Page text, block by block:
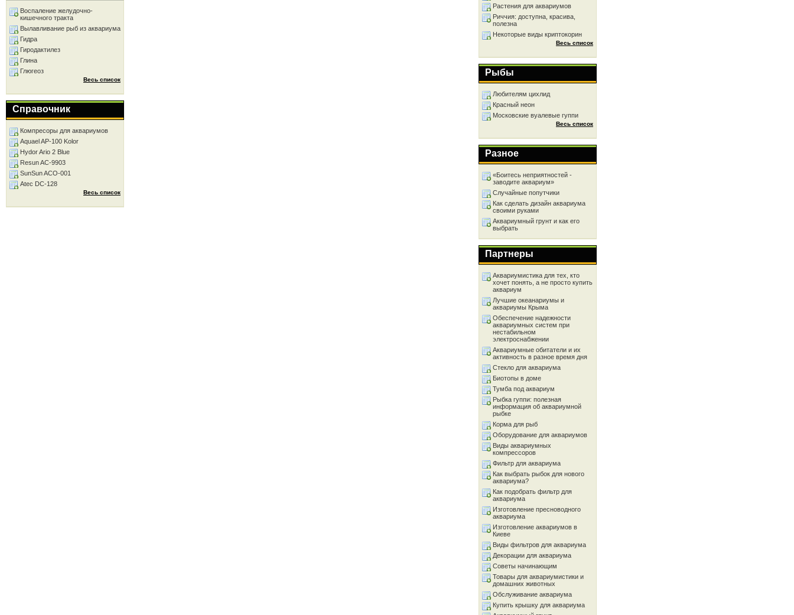
Растения для аквариумов
Риччия: доступна, красива,
полезна
Некоторые виды криптокорин
Весь список
Рыбы
Любителям цихлид
Красный неон
Московские вуалевые гуппи
Весь список
Разное
«Боитесь неприятностей -
заводите аквариум»
Случайные попутчики
Как сделать дизайн аквариума
своими руками
Аквариумный грунт и как его
выбрать
Партнеры
Аквариумистика для тех, кто
хочет понять, а не просто купить
аквариум
Лучшие океанариумы и
аквариумы Крыма
Обеспечение надежности
аквариумных систем при
нестабильном
электроснабжении
Аквариумные обитатели и их
активность в разное время дня
Стекло для аквариума
Биотопы в доме
Тумба под аквариум
Рыбка гуппи: полезная
информация об аквариумной
рыбке
Корма для рыб
Оборудование для аквариумов
Виды аквариумных
компрессоров
Фильтр для аквариума
Как выбрать рыбок для нового
аквариума?
Как подобрать фильтр для
аквариума
Изготовление пресноводного
аквариума
Изготовление аквариумов в
Киеве
Виды фильтров для аквариума
Декорации для аквариума
Советы начинающим
Товары для аквариумистики и
домашних животных
Обслуживание аквариума
Купить крышку для аквариума
Воспаление желудочно-
кишечного тракта
Вылавливание рыб из аквариума
Гидра
Гиродактилез
Глина
Глюгеоз
Весь список
Справочник
Компресоры для аквариумов
Aquael AP-100 Kolor
Hydor Ario 2 Blue
Resun AC-9903
SunSun ACO-001
Atec DC-128
Весь список